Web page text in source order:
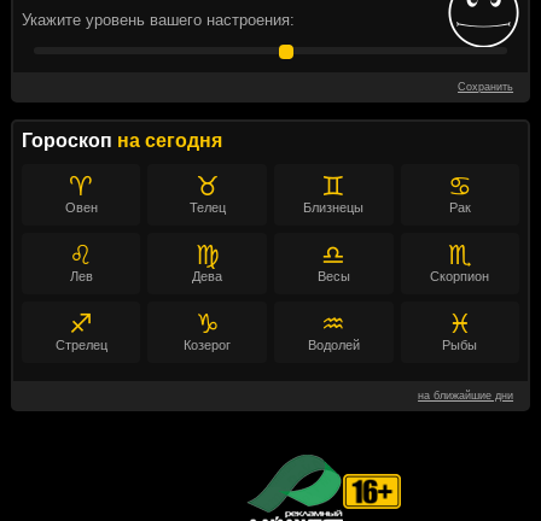
Укажите уровень вашего настроения:
Сохранить
Гороскоп на сегодня
♈
Овен
♉
Телец
♊
Близнецы
♋
Рак
♌
Лев
♍
Дева
♎
Весы
♏
Скорпион
♐
Стрелец
♑
Козерог
♒
Водолей
♓
Рыбы
на ближайшие дни